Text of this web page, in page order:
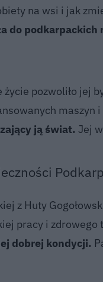
na wsi i jak
do podkarpackich
życie pozwoliło jej
maszyn
ją świat. Jej
z Huty
pracy i zdrowego
dobrej kondycji.